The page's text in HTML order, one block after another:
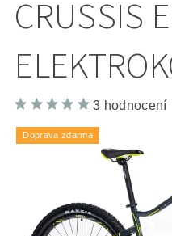
CRUSSIS
3 hodnocení
Doprava zdarma